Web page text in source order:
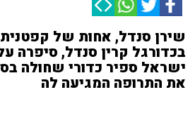
שירן סנדל, אחות של
בכדורגל קרין סנדל, סיפרה
ישראל ספיר כדורי שחולה
את התרופה המגיעה לה